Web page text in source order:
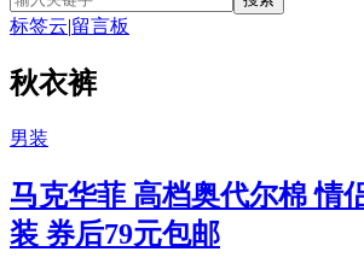
标签云|留言板
秋衣裤
男装
马克华菲 高档奥代尔棉 情
装 券后79元包邮